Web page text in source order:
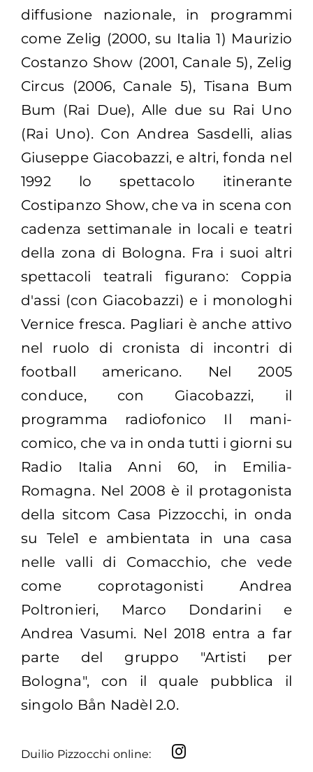
diffusione nazionale, in programmi
come Zelig (2000, su Italia 1) Maurizio
Costanzo Show (2001, Canale 5), Zelig
Circus (2006, Canale 5), Tisana Bum
Bum (Rai Due), Alle due su Rai Uno
(Rai Uno). Con Andrea Sasdelli, alias
Giuseppe Giacobazzi, e altri, fonda nel
1992 lo spettacolo itinerante
Costipanzo Show, che va in scena con
cadenza settimanale in locali e teatri
della zona di Bologna. Fra i suoi altri
spettacoli teatrali figurano: Coppia
d'assi (con Giacobazzi) e i monologhi
Vernice fresca. Pagliari è anche attivo
nel ruolo di cronista di incontri di
football americano. Nel 2005
conduce, con Giacobazzi, il
programma radiofonico Il mani-
comico, che va in onda tutti i giorni su
Radio Italia Anni 60, in Emilia-
Romagna. Nel 2008 è il protagonista
della sitcom Casa Pizzocchi, in onda
su Tele1 e ambientata in una casa
nelle valli di Comacchio, che vede
come coprotagonisti Andrea
Poltronieri, Marco Dondarini e
Andrea Vasumi. Nel 2018 entra a far
parte del gruppo "Artisti per
Bologna", con il quale pubblica il
singolo Bån Nadèl 2.0.
Duilio Pizzocchi online: